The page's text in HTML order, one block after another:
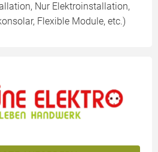
Nur Elektroinstallation,
Flexible Module, etc.)